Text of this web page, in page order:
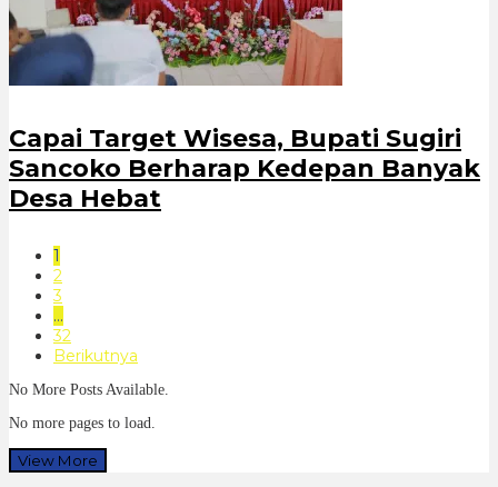
Capai Target Wisesa, Bupati Sugiri
Sancoko Berharap Kedepan Banyak
Desa Hebat
1
2
3
…
32
Berikutnya
No More Posts Available.
No more pages to load.
View More